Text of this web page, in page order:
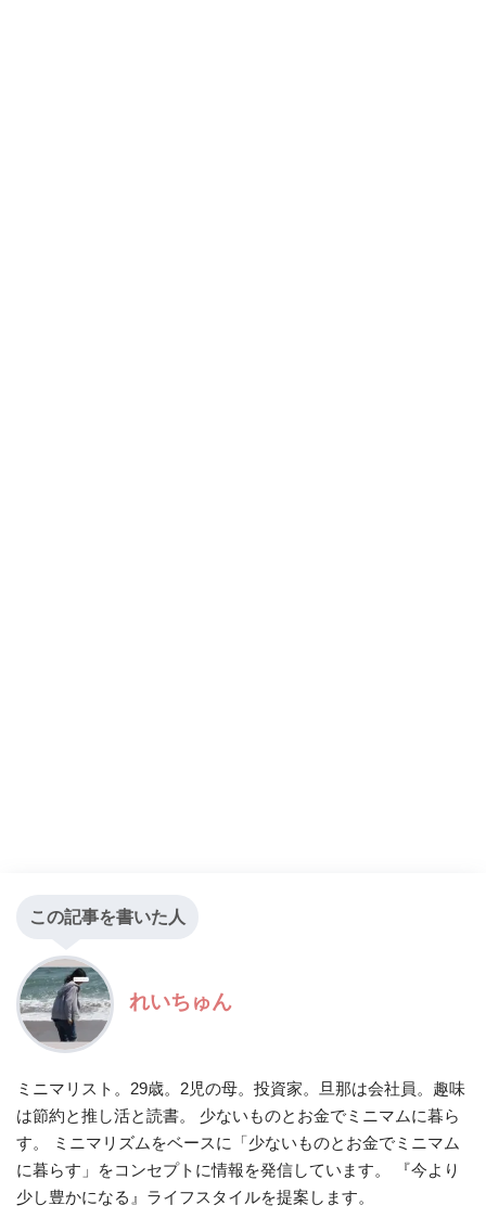
この記事を書いた人
れいちゅん
ミニマリスト。29歳。2児の母。投資家。旦那は会社員。趣味
は節約と推し活と読書。 少ないものとお金でミニマムに暮ら
す。 ミニマリズムをベースに「少ないものとお金でミニマム
に暮らす」をコンセプトに情報を発信しています。 『今より
少し豊かになる』ライフスタイルを提案します。